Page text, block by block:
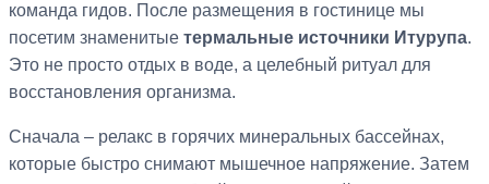
команда гидов. После размещения в гостинице мы
посетим знаменитые термальные источники Итурупа.
Это не просто отдых в воде, а целебный ритуал для
восстановления организма.
Сначала – релакс в горячих минеральных бассейнах,
которые быстро снимают мышечное напряжение. Затем